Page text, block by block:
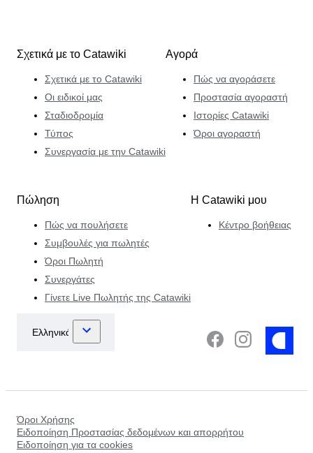
Σχετικά με το Catawiki
Σχετικά με το Catawiki
Οι ειδικοί μας
Σταδιοδρομία
Τύπος
Συνεργασία με την Catawiki
Αγορά
Πώς να αγοράσετε
Προστασία αγοραστή
Ιστορίες Catawiki
Όροι αγοραστή
Πώληση
Πώς να πουλήσετε
Συμβουλές για πωλητές
Όροι Πωλητή
Συνεργάτες
Γίνετε Live Πωλητής της Catawiki
Η Catawiki μου
Κέντρο βοήθειας
Όροι Χρήσης
Ειδοποίηση Προστασίας δεδομένων και απορρήτου
Ειδοποίηση για τα cookies